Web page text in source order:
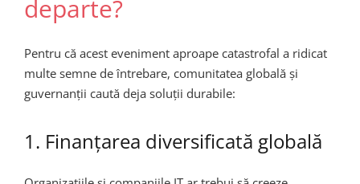
departe?
Pentru că acest eveniment aproape catastrofal a ridicat
multe semne de întrebare, comunitatea globală și
guvernanții caută deja soluții durabile:
1. Finanțarea diversificată globală